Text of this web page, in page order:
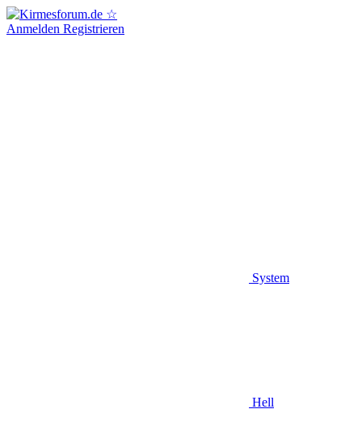
Anmelden Registrieren
System
Hell